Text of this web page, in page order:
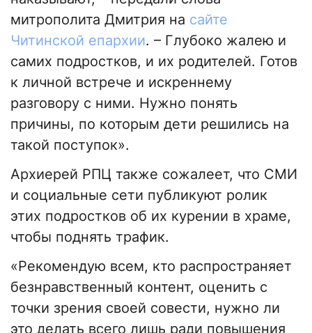
митрополита Дмитрия на сайте
Читинской епархии. – Глубоко жалею и
самих подростков, и их родителей. Готов
к личной встрече и искреннему
разговору с ними. Нужно понять
причины, по которым дети решились на
такой поступок».
Архиерей РПЦ также сожалеет, что СМИ
и социальные сети публикуют ролик
этих подростков об их курении в храме,
чтобы поднять трафик.
«Рекомендую всем, кто распространяет
безнравственный контент, оценить с
точки зрения своей совести, нужно ли
это делать всего лишь ради повышения